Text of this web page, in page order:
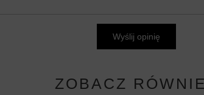
Wyślij opinię
ZOBACZ